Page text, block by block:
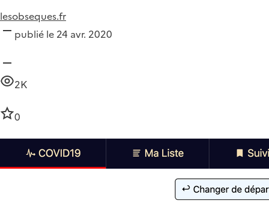
lesobseques.fr
publié le 24 avr. 2020
2K
0